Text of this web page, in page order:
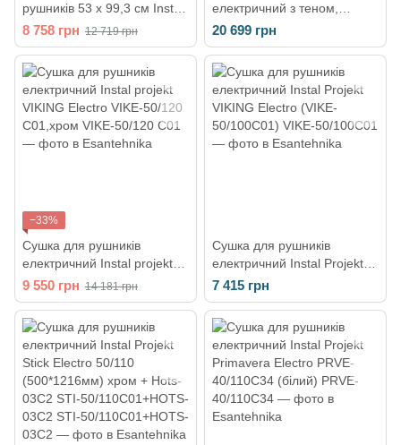
рушників 53 х 99,3 см Instal
projekt Viking Electro, білий
VIKE-50/100W
8 758 грн 12 719 грн
електричний з теном,
приховане підключення
праворуч Instal Project
Popse 98х50 см, колір -
білий глянцевий POPSE-
50/90
20 699 грн
−33%
Сушка для рушників
електричний Instal projekt
VIKING Electro VIKE-50/120
C01,хром
9 550 грн 14 181 грн
Сушка для рушників
електричний Instal Projekt
VIKING Electro (VIKE-
50/100C01)
7 415 грн